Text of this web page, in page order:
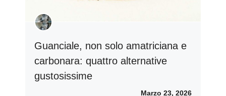
Guanciale, non solo amatriciana e
carbonara: quattro alternative
gustosissime
Marzo 23, 2026